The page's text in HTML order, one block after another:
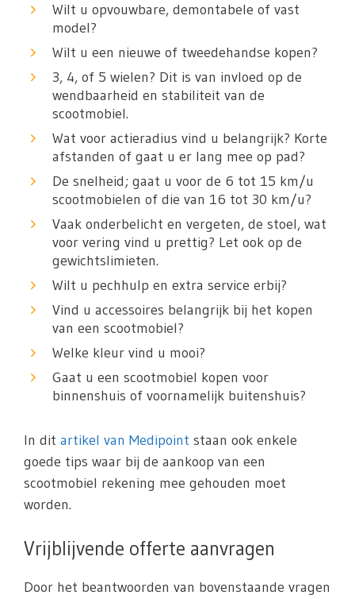
Wilt u opvouwbare, demontabele of vast
model?
Wilt u een nieuwe of tweedehandse kopen?
3, 4, of 5 wielen? Dit is van invloed op de
wendbaarheid en stabiliteit van de
scootmobiel.
Wat voor actieradius vind u belangrijk? Korte
afstanden of gaat u er lang mee op pad?
De snelheid; gaat u voor de 6 tot 15 km/u
scootmobielen of die van 16 tot 30 km/u?
Vaak onderbelicht en vergeten, de stoel, wat
voor vering vind u prettig? Let ook op de
gewichtslimieten.
Wilt u pechhulp en extra service erbij?
Vind u accessoires belangrijk bij het kopen
van een scootmobiel?
Welke kleur vind u mooi?
Gaat u een scootmobiel kopen voor
binnenshuis of voornamelijk buitenshuis?
In dit artikel van Medipoint staan ook enkele
goede tips waar bij de aankoop van een
scootmobiel rekening mee gehouden moet
worden.
Vrijblijvende offerte aanvragen
Door het beantwoorden van bovenstaande vragen